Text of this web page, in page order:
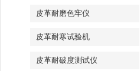
皮革耐磨色牢仪
皮革耐寒试验机
皮革耐破度测试仪